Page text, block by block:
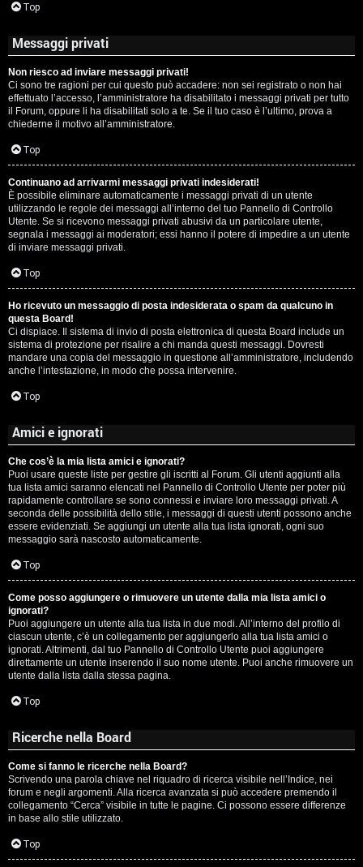
Top
Messaggi privati
Non riesco ad inviare messaggi privati!
Ci sono tre ragioni per cui questo può accadere: non sei registrato o non hai
effettuato l’accesso, l’amministratore ha disabilitato i messaggi privati per tutto
il Forum, oppure li ha disabilitati solo a te. Se il tuo caso è l’ultimo, prova a
chiederne il motivo all’amministratore.
Top
Continuano ad arrivarmi messaggi privati indesiderati!
È possibile eliminare automaticamente i messaggi privati ​​di un utente
utilizzando le regole dei messaggi all’interno del tuo Pannello di Controllo
Utente. Se si ricevono messaggi privati ​​abusivi da un particolare utente,
segnala i messaggi ai moderatori; essi hanno il potere di impedire a un utente
di inviare messaggi privati​​.
Top
Ho ricevuto un messaggio di posta indesiderata o spam da qualcuno in
questa Board!
Ci dispiace. Il sistema di invio di posta elettronica di questa Board include un
sistema di protezione per risalire a chi manda questi messaggi. Dovresti
mandare una copia del messaggio in questione all’amministratore, includendo
anche l’intestazione, in modo che possa intervenire.
Top
Amici e ignorati
Che cos’è la mia lista amici e ignorati?
Puoi usare queste liste per gestire gli iscritti al Forum. Gli utenti aggiunti alla
tua lista amici saranno elencati nel Pannello di Controllo Utente per poter più
rapidamente controllare se sono connessi e inviare loro messaggi privati. A
seconda delle possibilità dello stile, i messaggi di questi utenti possono anche
essere evidenziati. Se aggiungi un utente alla tua lista ignorati, ogni suo
messaggio sarà nascosto automaticamente.
Top
Come posso aggiungere o rimuovere un utente dalla mia lista amici o
ignorati?
Puoi aggiungere un utente alla tua lista in due modi. All’interno del profilo di
ciascun utente, c’è un collegamento per aggiungerlo alla tua lista amici o
ignorati. Altrimenti, dal tuo Pannello di Controllo Utente puoi aggiungere
direttamente un utente inserendo il suo nome utente. Puoi anche rimuovere un
utente dalla lista dalla stessa pagina.
Top
Ricerche nella Board
Come si fanno le ricerche nella Board?
Scrivendo una parola chiave nel riquadro di ricerca visibile nell’Indice, nei
forum e negli argomenti. Alla ricerca avanzata si può accedere premendo il
collegamento “Cerca” visibile in tutte le pagine. Ci possono essere differenze
in base allo stile utilizzato.
Top